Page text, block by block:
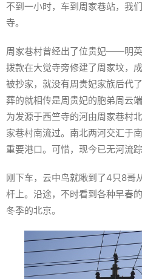
不到一小时，车到周家巷站，我
寺。
周家巷村曾经出了位贵妃——明英
拨款在大觉寺旁修建了周家坟，
被抄家，就没有周贵妃家族后代
葬的就相传是周贵妃的胞弟周云
为发源于西竺寺的河由周家巷村
家巷村南流过。南北两河交汇于
重要港口。可惜，现今已无河流踪
刚下车，云中鸟就瞅到了4只8哥
杆上。沿途，不时看到各种早春
冬季的北京。